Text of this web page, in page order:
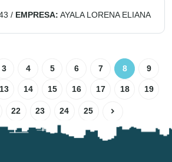
/ EMPRESA: AYALA LORENA ELIANA
3 4 5 6 7 8 9
13 14 15 16 17 18 19
22 23 24 25